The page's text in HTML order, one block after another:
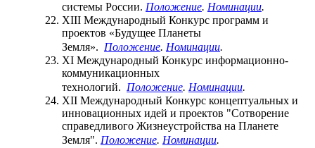
системы России. Положение. Номинации.
XIII Международный Конкурс программ и
проектов «Будущее Планеты
Земля». Положение. Номинации.
XI Международный Конкурс информационно-
коммуникационных
технологий. Положение. Номинации.
XII Международный Конкурс концептуальных и
инновационных идей и проектов "Сотворение
справедливого Жизнеустройства на Планете
Земля". Положение. Номинации.